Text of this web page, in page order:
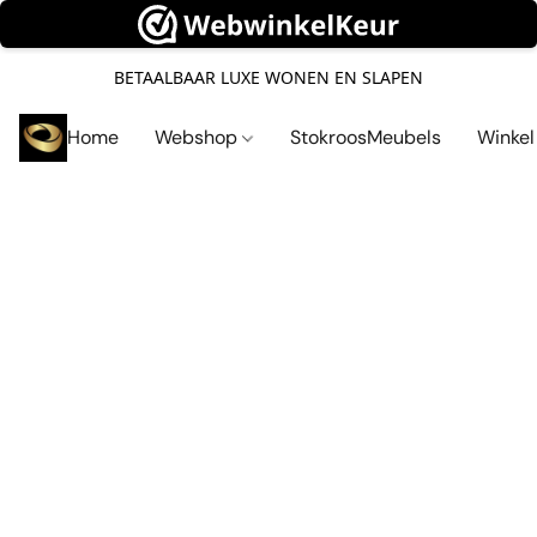
BETAALBAAR LUXE WONEN EN SLAPEN
Home Webshop StokroosMeubels